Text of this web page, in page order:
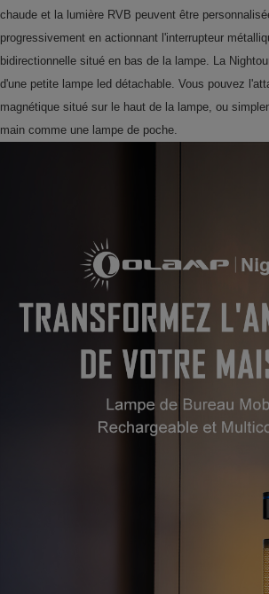
chaude et la lumière RVB peuvent être
progressivement en actionnant l'interrupteur
bidirectionnelle situé en bas de la lampe. La
d'une petite lampe led détachable. Vous pouvez
magnétique situé sur le haut de la lampe, ou
main comme une lampe de poche.